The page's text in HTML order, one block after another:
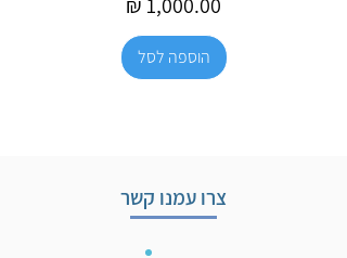
הוספה לסל
צרו עמנו קשר